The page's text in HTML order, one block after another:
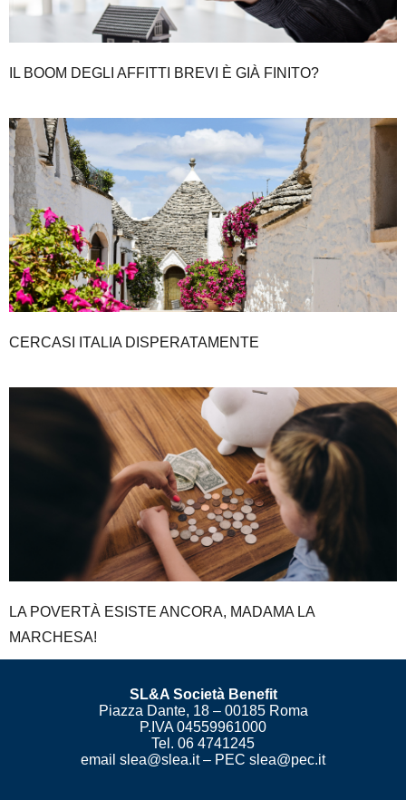
IL BOOM DEGLI AFFITTI BREVI È GIÀ FINITO?
CERCASI ITALIA DISPERATAMENTE
LA POVERTÀ ESISTE ANCORA, MADAMA LA
MARCHESA!
SL&A Società Benefit
Piazza Dante, 18 – 00185 Roma
P.IVA 04559961000
Tel. 06 4741245
email slea@slea.it – PEC slea@pec.it